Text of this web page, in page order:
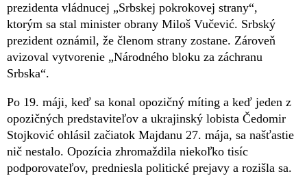
prezidenta vládnucej „Srbskej pokrokovej strany“,
ktorým sa stal minister obrany Miloš Vučević. Srbský
prezident oznámil, že členom strany zostane. Zároveň
avizoval vytvorenie „Národného bloku za záchranu
Srbska“.
Po 19. máji, keď sa konal opozičný míting a keď jeden z
opozičných predstaviteľov a ukrajinský lobista Čedomir
Stojković ohlásil začiatok Majdanu 27. mája, sa našťastie
nič nestalo. Opozícia zhromaždila niekoľko tisíc
podporovateľov, predniesla politické prejavy a rozišla sa.